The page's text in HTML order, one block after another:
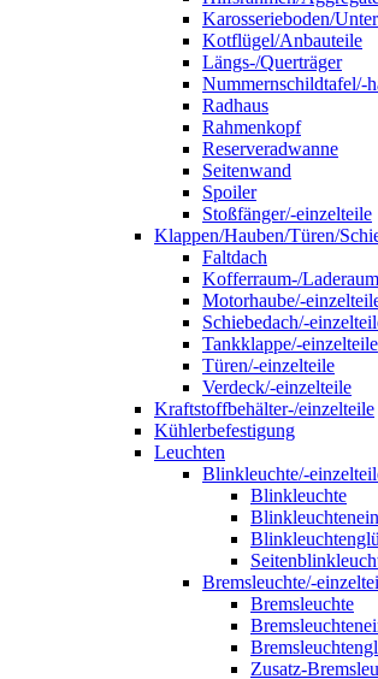
Karosserieboden/
Kotflügel/Anbauteile
Längs-/Querträger
Nummernschildtafel/-
Radhaus
Rahmenkopf
Reserveradwanne
Seitenwand
Spoiler
Stoßfänger/-einzelteile
Klappen/Hauben/Türen/
Faltdach
Kofferraum-/
Motorhaube/-
Schiebedach/-
Tankklappe/-einzelteile
Türen/-einzelteile
Verdeck/-einzelteile
Kraftstoffbehälter-/einzelteile
Kühlerbefestigung
Leuchten
Blinkleuchte/-
Blinkleuchte
Bremsleuchte/-
Bremsleuchte
Zusatz-